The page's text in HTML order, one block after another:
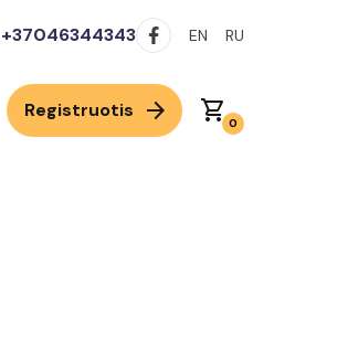
+37046344343 EN RU
Registruotis arrow_forward shopping_cart0